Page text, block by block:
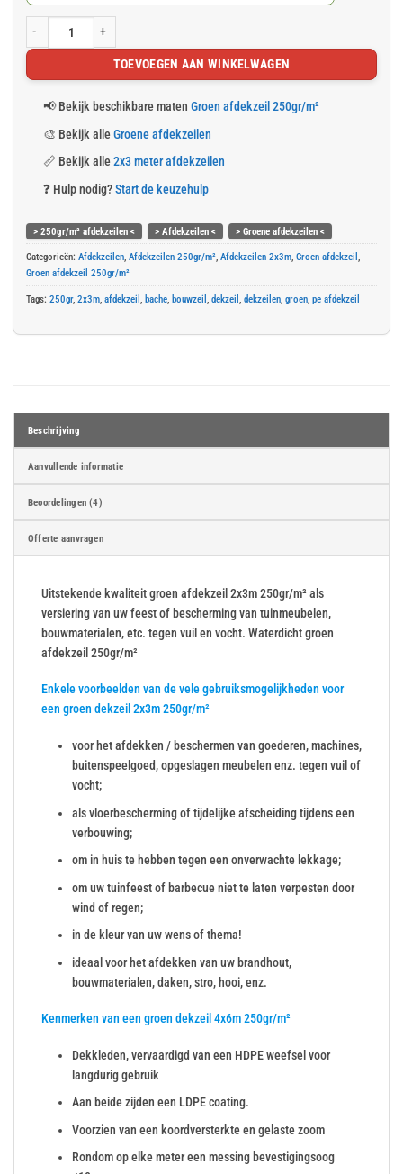
Groen afdekzeil 2x3m 250gr/m² aantal
TOEVOEGEN AAN WINKELWAGEN
📢 Bekijk beschikbare maten Groen afdekzeil 250gr/m²
🎨 Bekijk alleGroene afdekzeilen
📏 Bekijk alle 2x3 meter afdekzeilen
❓ Hulp nodig? Start de keuzehulp
> 250gr/m² afdekzeilen < > Afdekzeilen <
> Groene afdekzeilen <
Categorieën: Afdekzeilen Afdekzeilen 250gr/m² Afdekzeilen 2x3m Groen afdekzeil
Groen afdekzeil 250gr/m²
Tags: 250gr, 2x3m afdekzeil bache bouwzeil dekzeil dekzeilen groen pe afdekzeil
Beschrijving
Aanvullende informatie
Beoordelingen (4)
Offerte aanvragen
Uitstekende kwaliteit groen afdekzeil 2x3m 250gr/m² als
versiering van uw feest of bescherming van tuinmeubelen,
bouwmaterialen, etc. tegen vuil en vocht. Waterdicht groen
afdekzeil 250gr/m²
Enkele voorbeelden van de vele gebruiksmogelijkheden voor
een groen dekzeil 2x3m 250gr/m²
voor het afdekken / beschermen van goederen, machines,
buitenspeelgoed, opgeslagen meubelen enz. tegen vuil of
vocht;
als vloerbescherming of tijdelijke afscheiding tijdens een
verbouwing;
om in huis te hebben tegen een onverwachte lekkage;
om uw tuinfeest of barbecue niet te laten verpesten door
wind of regen;
in de kleur van uw wens of thema!
ideaal voor het afdekken van uw brandhout,
bouwmaterialen, daken, stro, hooi, enz.
Kenmerken van een groen dekzeil 4x6m 250gr/m²
Dekkleden, vervaardigd van een HDPE weefsel voor
langdurig gebruik
Aan beide zijden een LDPE coating.
Voorzien van een koordversterkte en gelaste zoom
Rondom op elke meter een messing bevestigingsoog